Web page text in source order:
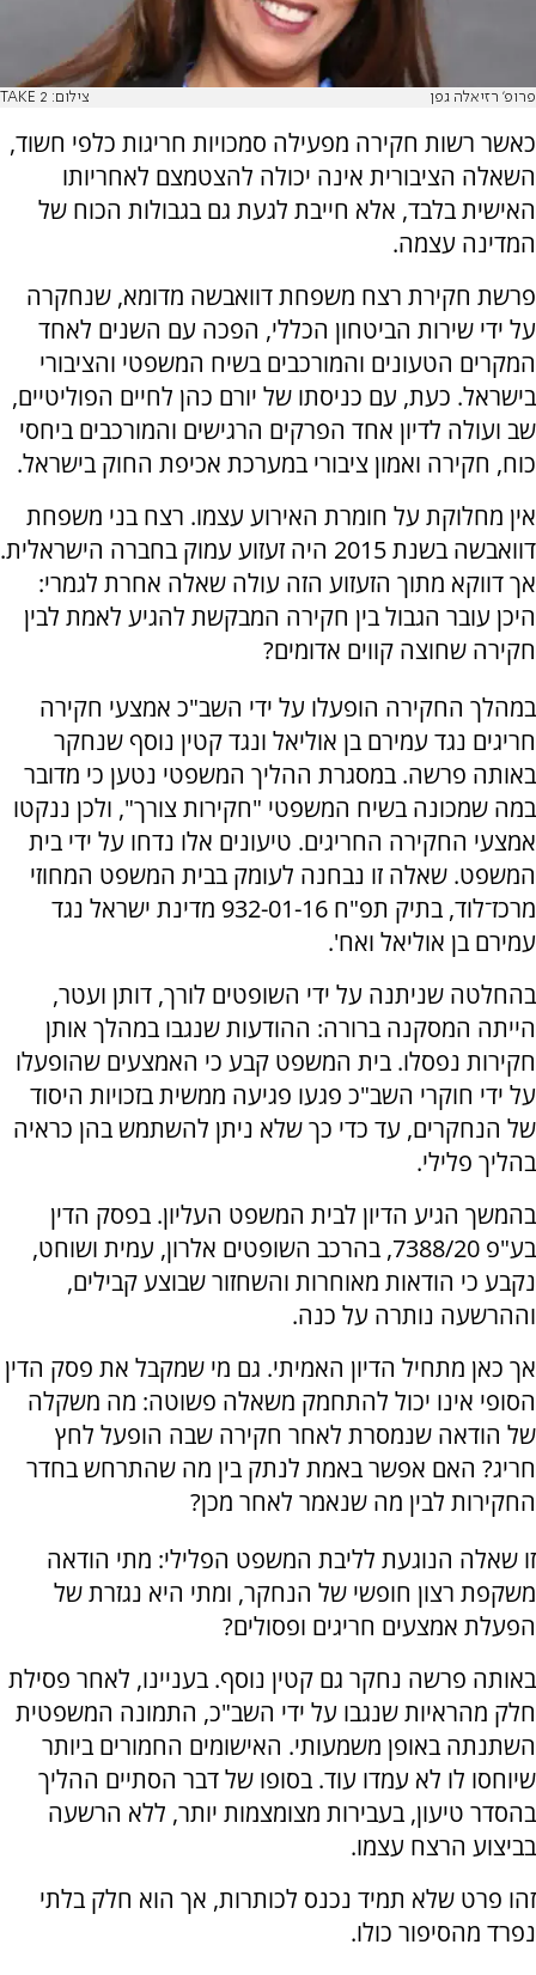
פרופ' רזיאלה גפן צילום: TAKE 2
כאשר רשות חקירה מפעילה סמכויות חריגות כלפי חשוד,
השאלה הציבורית אינה יכולה להצטמצם לאחריותו
האישית בלבד, אלא חייבת לגעת גם בגבולות הכוח של
המדינה עצמה.
פרשת חקירת רצח משפחת דוואבשה מדומא, שנחקרה
על ידי שירות הביטחון הכללי, הפכה עם השנים לאחד
המקרים הטעונים והמורכבים בשיח המשפטי והציבורי
בישראל. כעת, עם כניסתו של יורם כהן לחיים הפוליטיים,
שב ועולה לדיון אחד הפרקים הרגישים והמורכבים ביחסי
כוח, חקירה ואמון ציבורי במערכת אכיפת החוק בישראל.
אין מחלוקת על חומרת האירוע עצמו. רצח בני משפחת
דוואבשה בשנת 2015 היה זעזוע עמוק בחברה הישראלית.
אך דווקא מתוך הזעזוע הזה עולה שאלה אחרת לגמרי:
היכן עובר הגבול בין חקירה המבקשת להגיע לאמת לבין
חקירה שחוצה קווים אדומים?
במהלך החקירה הופעלו על ידי השב"כ אמצעי חקירה
חריגים נגד עמירם בן אוליאל ונגד קטין נוסף שנחקר
באותה פרשה. במסגרת ההליך המשפטי נטען כי מדובר
במה שמכונה בשיח המשפטי "חקירות צורך", ולכן ננקטו
אמצעי החקירה החריגים. טיעונים אלו נדחו על ידי בית
המשפט. שאלה זו נבחנה לעומק בבית המשפט המחוזי
מרכז־לוד, בתיק תפ"ח 932-01-16 מדינת ישראל נגד
עמירם בן אוליאל ואח'.
בהחלטה שניתנה על ידי השופטים לורך, דותן ועטר,
הייתה המסקנה ברורה: ההודעות שנגבו במהלך אותן
חקירות נפסלו. בית המשפט קבע כי האמצעים שהופעלו
על ידי חוקרי השב"כ פגעו פגיעה ממשית בזכויות היסוד
של הנחקרים, עד כדי כך שלא ניתן להשתמש בהן כראיה
בהליך פלילי.
בהמשך הגיע הדיון לבית המשפט העליון. בפסק הדין
בע"פ 7388/20, בהרכב השופטים אלרון, עמית ושוחט,
נקבע כי הודאות מאוחרות והשחזור שבוצע קבילים,
וההרשעה נותרה על כנה.
אך כאן מתחיל הדיון האמיתי. גם מי שמקבל את פסק הדין
הסופי אינו יכול להתחמק משאלה פשוטה: מה משקלה
של הודאה שנמסרת לאחר חקירה שבה הופעל לחץ
חריג? האם אפשר באמת לנתק בין מה שהתרחש בחדר
החקירות לבין מה שנאמר לאחר מכן?
זו שאלה הנוגעת לליבת המשפט הפלילי: מתי הודאה
משקפת רצון חופשי של הנחקר, ומתי היא נגזרת של
הפעלת אמצעים חריגים ופסולים?
באותה פרשה נחקר גם קטין נוסף. בעניינו, לאחר פסילת
חלק מהראיות שנגבו על ידי השב"כ, התמונה המשפטית
השתנתה באופן משמעותי. האישומים החמורים ביותר
שיוחסו לו לא עמדו עוד. בסופו של דבר הסתיים ההליך
בהסדר טיעון, בעבירות מצומצמות יותר, ללא הרשעה
בביצוע הרצח עצמו.
זהו פרט שלא תמיד נכנס לכותרות, אך הוא חלק בלתי
נפרד מהסיפור כולו.